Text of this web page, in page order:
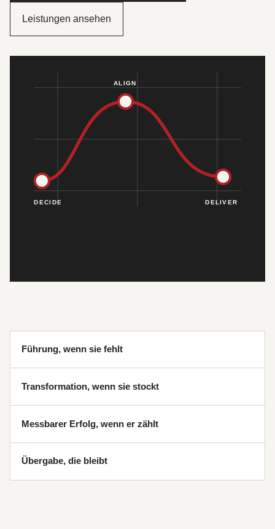
Leistungen ansehen
Führung, wenn sie fehlt
Transformation, wenn sie stockt
Messbarer Erfolg, wenn er zählt
Übergabe, die bleibt